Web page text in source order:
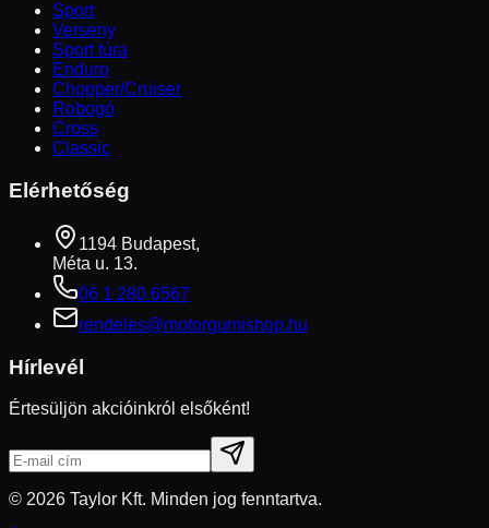
Sport
Verseny
Sport túra
Enduro
Chopper/Cruiser
Robogó
Cross
Classic
Elérhetőség
1194 Budapest,
Méta u. 13.
06 1 280 6567
rendeles@motorgumishop.hu
Hírlevél
Értesüljön akcióinkról elsőként!
© 2026 Taylor Kft. Minden jog fenntartva.